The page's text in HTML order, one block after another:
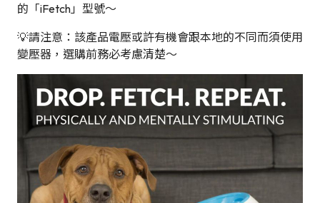
的「iFetch」型號～
💡請注意：該產品電壓或許有機會跟本地的不同而須使用
變壓器，選購前務必考慮清楚～